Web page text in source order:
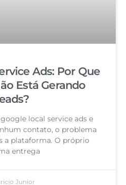
Ads: Por Que
Está Gerando
local service ads e
contato, o problema
a plataforma. O próprio
entrega
Junior